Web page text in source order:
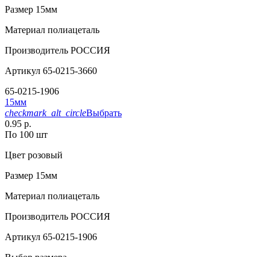
Размер 15мм
Материал полиацеталь
Производитель РОССИЯ
Артикул 65-0215-3660
65-0215-1906
15мм
checkmark_alt_circleВыбрать
0.95 р.
По 100 шт
Цвет розовый
Размер 15мм
Материал полиацеталь
Производитель РОССИЯ
Артикул 65-0215-1906